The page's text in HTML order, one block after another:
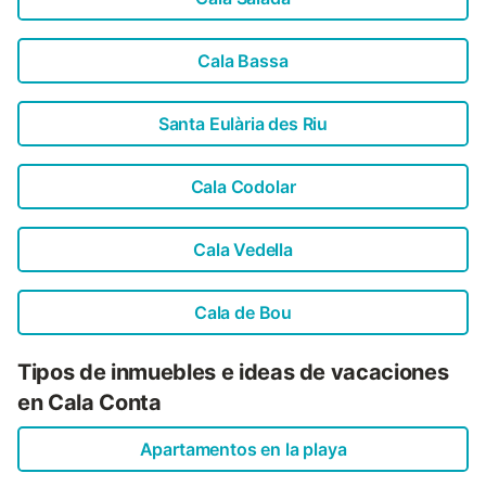
Cala Bassa
Santa Eulària des Riu
Cala Codolar
Cala Vedella
Cala de Bou
Tipos de inmuebles e ideas de vacaciones
en Cala Conta
Apartamentos en la playa